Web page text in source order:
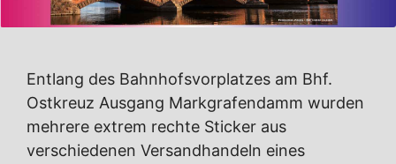
Entlang des Bahnhofsvorplatzes am Bhf.
Ostkreuz Ausgang Markgrafendamm wurden
mehrere extrem rechte Sticker aus
verschiedenen Versandhandeln eines